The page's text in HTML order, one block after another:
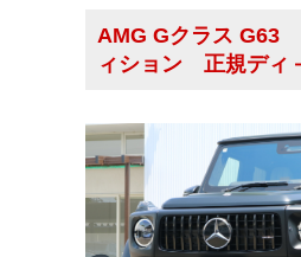
AMG Gクラス G63
ィション 正規ディ